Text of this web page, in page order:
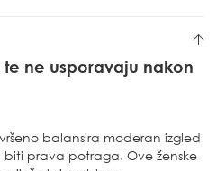
ne usporavaju nakon
balansira moderan izgled
prava potraga. Ove ženske